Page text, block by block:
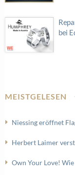
bei
MEISTGELESEN
Niessing eröffnet
Herbert Laimer
Own Your Love!